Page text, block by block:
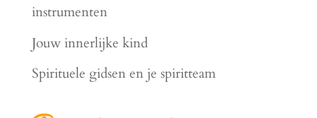
instrumenten
Jouw innerlijke kind
Spirituele gidsen en je spiritteam